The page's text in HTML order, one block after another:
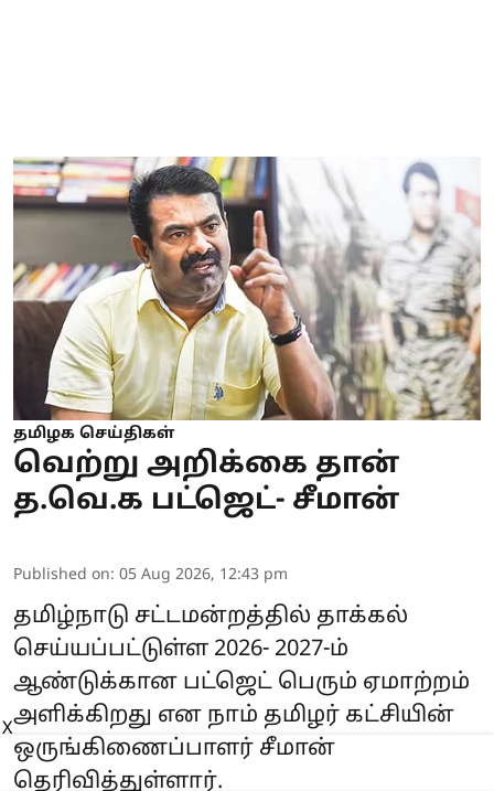
தமிழக செய்திகள்
வெற்று அறிக்கை தான்
த.வெ.க பட்ஜெட்- சீமான்
Published on: 05 Aug 2026, 12:43 pm
தமிழ்நாடு சட்டமன்றத்தில் தாக்கல்
செய்யப்பட்டுள்ள 2026- 2027-ம்
ஆண்டுக்கான பட்ஜெட் பெரும் ஏமாற்றம்
அளிக்கிறது என நாம் தமிழர் கட்சியின்
ஒருங்கிணைப்பாளர் சீமான்
தெரிவித்துள்ளார்.
X